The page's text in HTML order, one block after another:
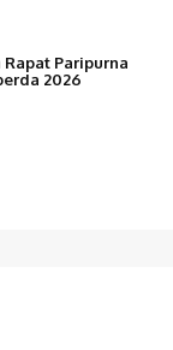
Rapat Paripurna
2026